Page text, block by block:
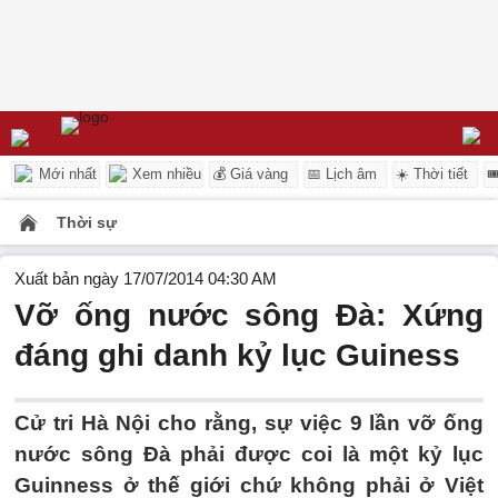
Mới nhất Xem nhiều 💰 Giá vàng 📅 Lịch âm ☀️ Thời tiết
Thời sự
Xuất bản ngày 17/07/2014 04:30 AM
Vỡ ống nước sông Đà: Xứng
đáng ghi danh kỷ lục Guiness
Cử tri Hà Nội cho rằng, sự việc 9 lần vỡ ống
nước sông Đà phải được coi là một kỷ lục
Guinness ở thế giới chứ không phải ở Việt